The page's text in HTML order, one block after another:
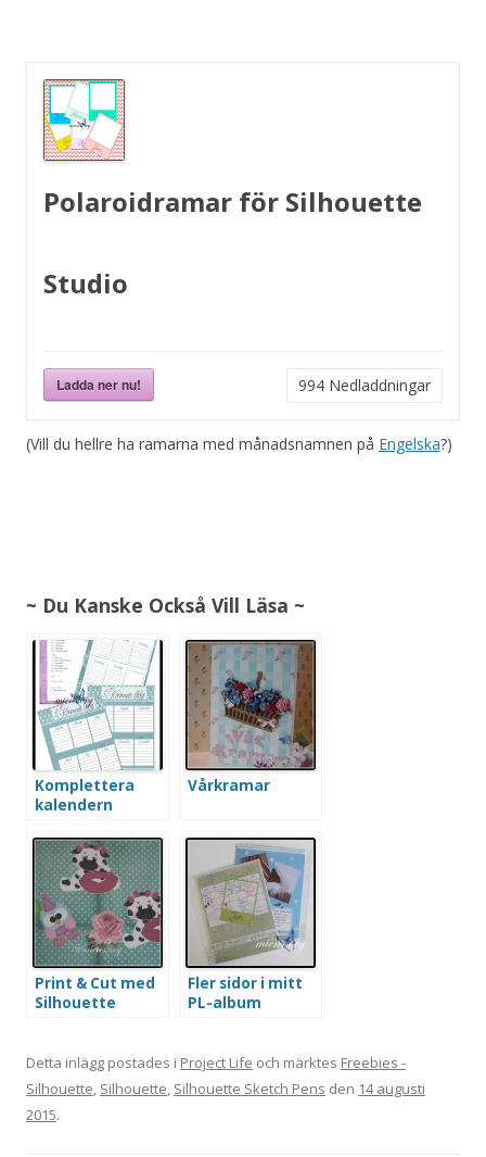
Polaroidramar för Silhouette
Studio
Ladda ner nu! 994 Nedladdningar
(Vill du hellre ha ramarna med månadsnamnen på Engelska?)
~ Du Kanske Också Vill Läsa ~
Komplettera
kalendern
Vårkramar
Print & Cut med
Silhouette
Fler sidor i mitt
PL-album
Detta inlägg postades i Project Life och märktes Freebies -
Silhouette, Silhouette, Silhouette Sketch Pens den 14 augusti
2015.